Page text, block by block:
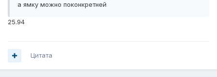
а ямку можно поконкретней
25.94
Цитата